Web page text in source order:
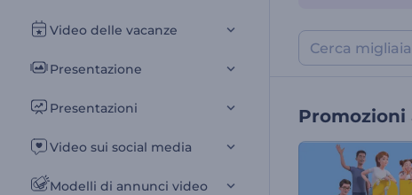
Video delle vacanze
Presentazione
Presentazioni
Video sui social media
Modelli di annunci video
Promozioni